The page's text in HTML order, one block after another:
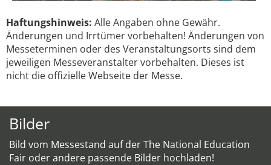
Haftungshinweis: Alle Angaben ohne Gewähr.
Änderungen und Irrtümer vorbehalten! Änderungen von
Messeterminen oder des Veranstaltungsorts sind dem
jeweiligen Messeveranstalter vorbehalten. Dieses ist
nicht die offizielle Webseite der Messe.
Bilder
Bild vom Messestand auf der The National Education
Fair oder andere passende Bilder hochladen!